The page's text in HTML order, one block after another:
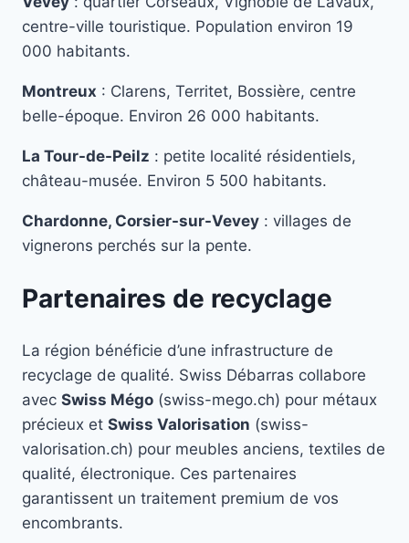
centre-ville touristique. Population environ 19
000 habitants.
Montreux : Clarens, Territet, Bossière, centre
belle-époque. Environ 26 000 habitants.
La Tour-de-Peilz : petite localité résidentiels,
château-musée. Environ 5 500 habitants.
Chardonne, Corsier-sur-Vevey : villages de
vignerons perchés sur la pente.
Partenaires de recyclage
La région bénéficie d’une infrastructure de
recyclage de qualité. Swiss Débarras collabore
avec Swiss Mégo (swiss-mego.ch) pour métaux
précieux et Swiss Valorisation (swiss-
valorisation.ch) pour meubles anciens, textiles de
qualité, électronique. Ces partenaires
garantissent un traitement premium de vos
encombrants.